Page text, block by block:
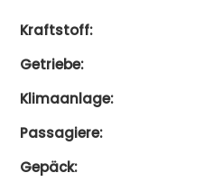
Kraftstoff:
Getriebe:
Klimaanlage:
Passagiere:
Gepäck: